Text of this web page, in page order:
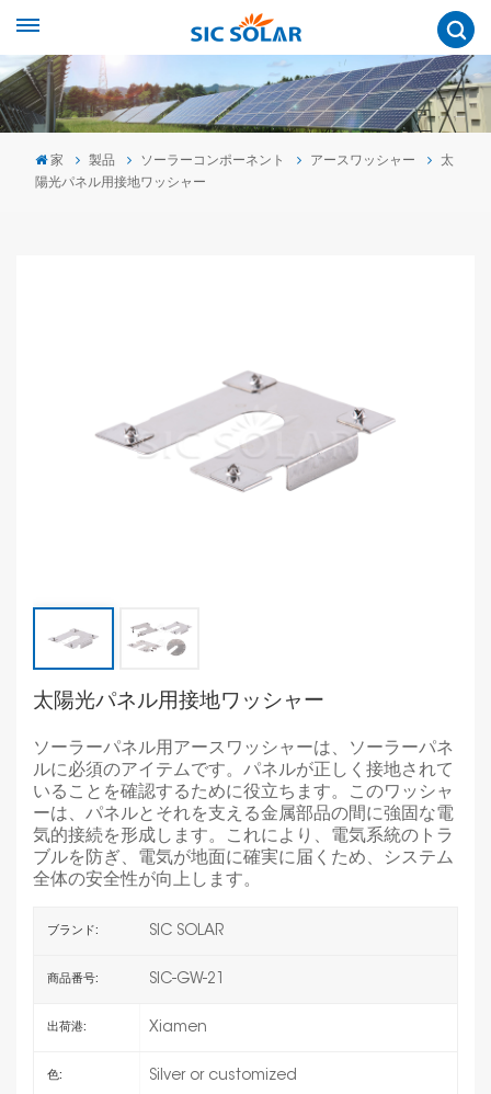
家 製品 ソーラーコンポーネント アースワッシャー
太
陽光パネル用接地ワッシャー
太陽光パネル用接地ワッシャー
ソーラーパネル用アースワッシャーは、ソーラーパネ
ルに必須のアイテムです。パネルが正しく接地されて
いることを確認するために役立ちます。このワッシャ
ーは、パネルとそれを支える金属部品の間に強固な電
気的接続を形成します。これにより、電気系統のトラ
ブルを防ぎ、電気が地面に確実に届くため、システム
全体の安全性が向上します。
ブランド: SIC SOLAR
商品番号: SIC-GW-21
出荷港: Xiamen
色: Silver or customized